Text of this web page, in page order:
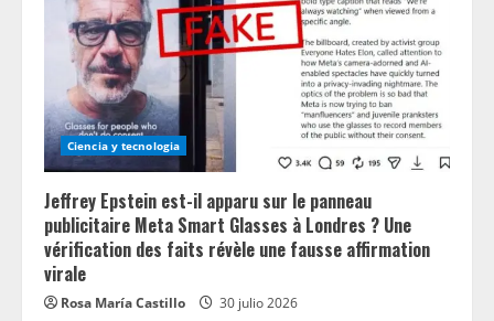
Ciencia y tecnologia
Jeffrey Epstein est-il apparu sur le panneau
publicitaire Meta Smart Glasses à Londres ? Une
vérification des faits révèle une fausse affirmation
virale
Rosa María Castillo 30 julio 2026